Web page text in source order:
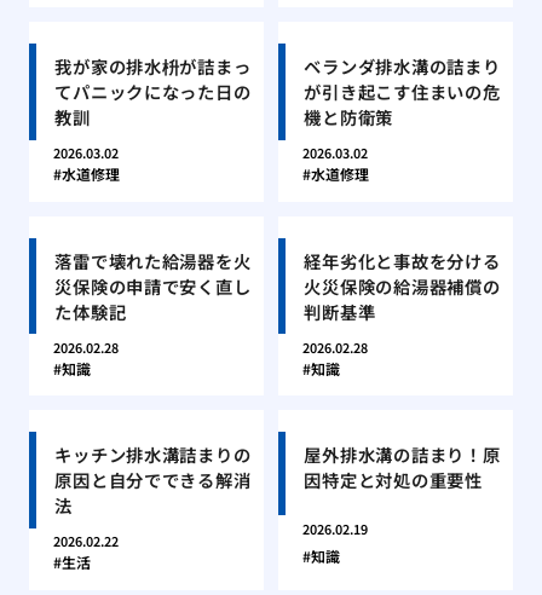
我が家の排水枡が詰まっ
てパニックになった日の
教訓
2026.03.02
水道修理
ベランダ排水溝の詰まり
が引き起こす住まいの危
機と防衛策
2026.03.02
水道修理
落雷で壊れた給湯器を火
災保険の申請で安く直し
た体験記
2026.02.28
知識
経年劣化と事故を分ける
火災保険の給湯器補償の
判断基準
2026.02.28
知識
キッチン排水溝詰まりの
原因と自分でできる解消
法
2026.02.22
生活
屋外排水溝の詰まり！原
因特定と対処の重要性
2026.02.19
知識